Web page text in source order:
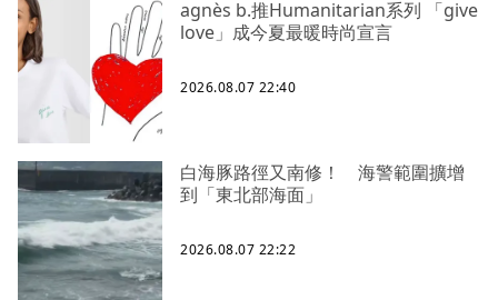
agnès b.推Humanitarian系列 「give
love」成今夏最暖時尚宣言
2026.08.07 22:40
白海豚路徑又南修！ 海警範圍擴增
到「東北部海面」
2026.08.07 22:22